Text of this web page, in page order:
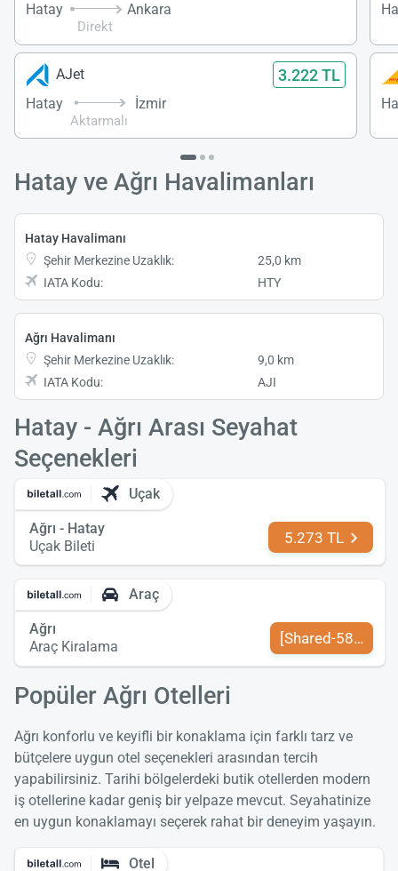
Hatay
Direkt
Ankara
AJet 3.222 TL
Hatay
Aktarmalı
İzmir
Hatay ve Ağrı Havalimanları
Hatay Havalimanı
Şehir Merkezine Uzaklık:
25,0 km
IATA Kodu:
HTY
Ağrı Havalimanı
Şehir Merkezine Uzaklık:
9,0 km
IATA Kodu:
AJI
Hatay - Ağrı Arası Seyahat
Seçenekleri
Uçak
Ağrı - Hatay
Uçak Bileti
5.273 TL
Araç
Ağrı
Araç Kiralama
[Shared-589-tr-
Popüler Ağrı Otelleri
Ağrı konforlu ve keyifli bir konaklama için farklı tarz ve
bütçelere uygun otel seçenekleri arasından tercih
yapabilirsiniz. Tarihi bölgelerdeki butik otellerden modern
iş otellerine kadar geniş bir yelpaze mevcut. Seyahatinize
en uygun konaklamayı seçerek rahat bir deneyim yaşayın.
Otel